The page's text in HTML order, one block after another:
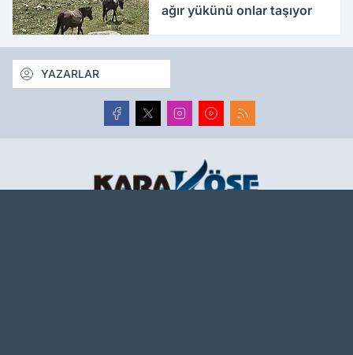
ağır yükünü onlar taşıyor
YAZARLAR